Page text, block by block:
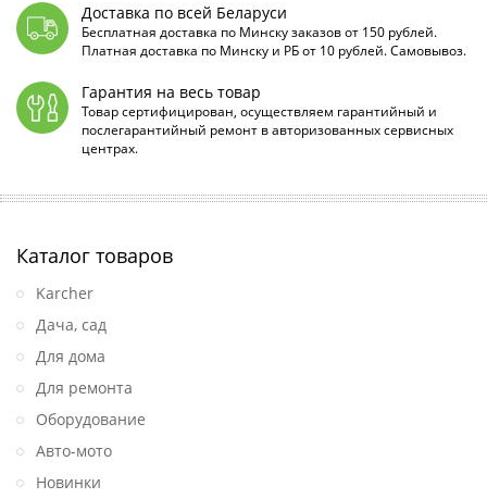
Доставка по всей Беларуси
Бесплатная доставка по Минску заказов от 150 рублей.
Платная доставка по Минску и РБ от 10 рублей. Самовывоз.
Гарантия на весь товар
Товар сертифицирован, осуществляем гарантийный и
послегарантийный ремонт в авторизованных сервисных
центрах.
Каталог товаров
Karcher
Дача, сад
Для дома
Для ремонта
Оборудование
Авто-мото
Новинки